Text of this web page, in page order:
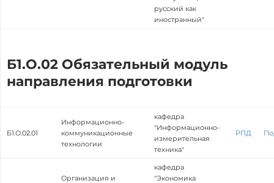
русский как
иностранный"
Б1.О.02 Обязательный модуль
направления подготовки
Б1.О.02.01
Информационно-
коммуникационные
технологии
кафедра
"Информационно-
измерительная
техника"
РПД
Организация и
кафедра
"Экономика